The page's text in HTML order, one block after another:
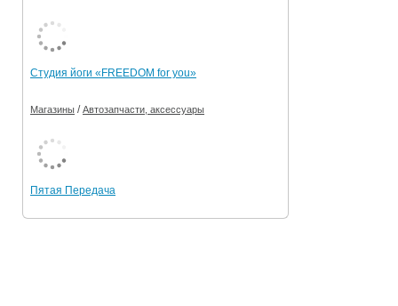
Студия йоги «FREEDOM for you»
Магазины /Автозапчасти, аксессуары
Пятая Передача